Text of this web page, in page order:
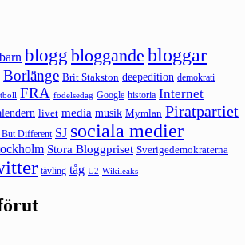
barn blogg bloggande bloggar
Borlänge Brit Stakston deepedition demokrati
FRA födelsedag Google historia Internet
livet media musik Mymlan Piratpartiet
But Different SJ sociala medier
Stora Bloggpriset Sverigedemokraterna
tävling tåg U2 Wikileaks